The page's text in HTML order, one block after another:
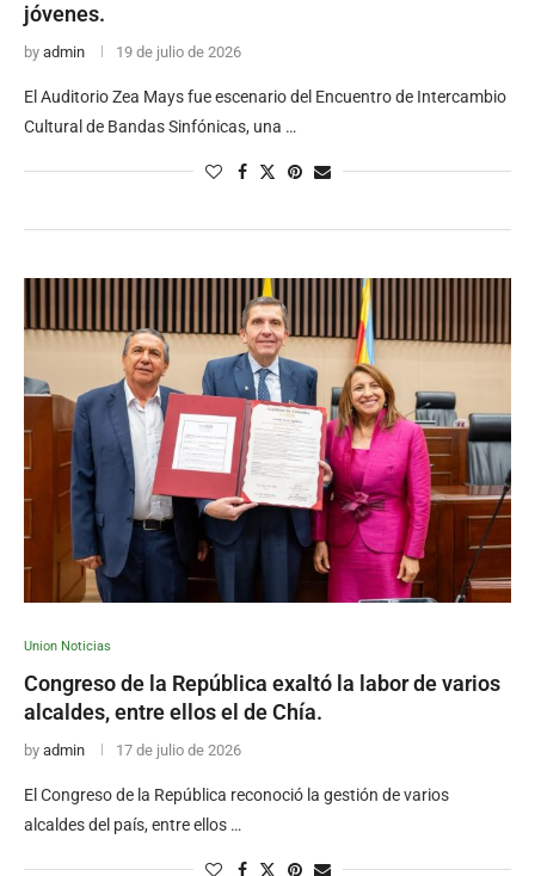
jóvenes.
by admin 19 de julio de 2026
El Auditorio Zea Mays fue escenario del Encuentro de Intercambio
Cultural de Bandas Sinfónicas, una …
Union Noticias
Congreso de la República exaltó la labor de varios
alcaldes, entre ellos el de Chía.
by admin 17 de julio de 2026
El Congreso de la República reconoció la gestión de varios
alcaldes del país, entre ellos …